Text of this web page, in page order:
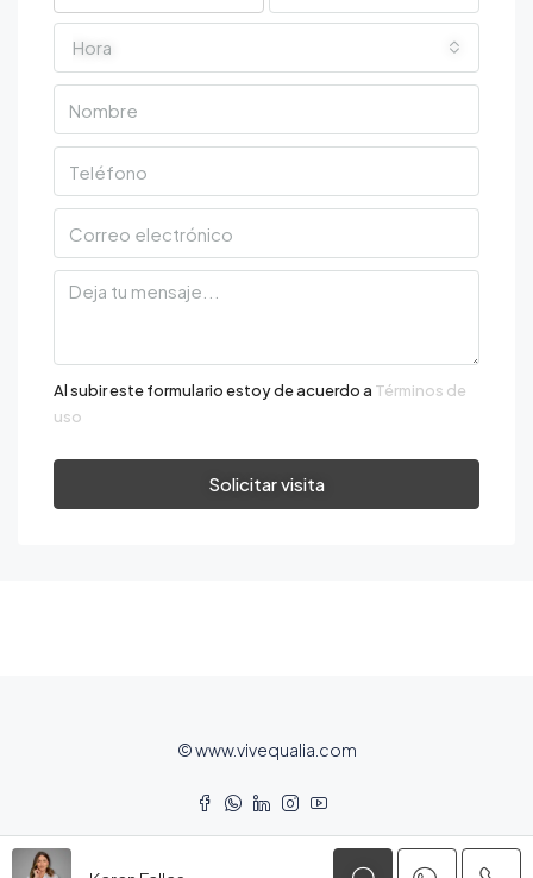
Hora
Al subir este formulario estoy de acuerdo a Términos de
uso
Solicitar visita
© www.vivequalia.com